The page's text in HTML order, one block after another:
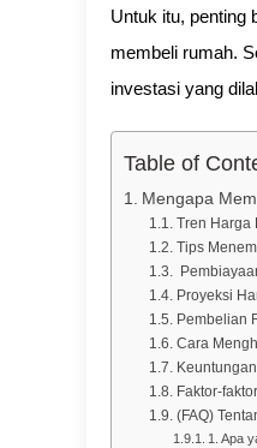
Untuk itu, penting
membeli rumah.
investasi yang
Table of
Mengapa
Tren Harga
Tips
Proyeksi
Pembelian
Cara
Faktor-
(FAQ)
1. Apa